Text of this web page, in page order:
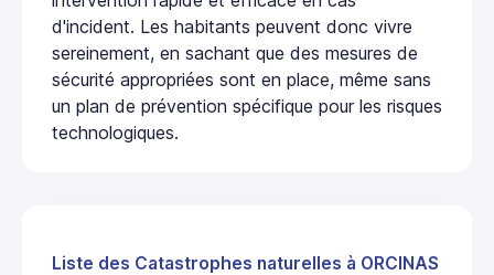
d'incident. Les habitants peuvent donc vivre
sereinement, en sachant que des mesures de
sécurité appropriées sont en place, même sans
un plan de prévention spécifique pour les risques
technologiques.
Liste des Catastrophes naturelles à ORCINAS